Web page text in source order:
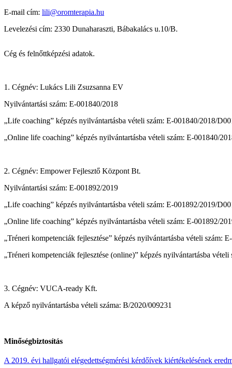
E-mail cím: lili@oromterapia.hu
Levelezési cím: 2330 Dunaharaszti, Bábakalács u.10/B.
Cég és felnőttképzési adatok.
1. Cégnév: Lukács Lili Zsuzsanna EV
Nyilvántartási szám: E-001840/2018
„Life coaching” képzés nyilvántartásba vételi szám: E-001840/2018/
„Online life coaching” képzés nyilvántartásba vételi szám: E-001840/
2. Cégnév: Empower Fejlesztő Központ Bt.
Nyilvántartási szám: E-001892/2019
„Life coaching” képzés nyilvántartásba vételi szám: E-001892/2019/
„Online life coaching” képzés nyilvántartásba vételi szám: E-001892/
„Tréneri kompetenciák fejlesztése” képzés nyilvántartásba vételi szám:
„Tréneri kompetenciák fejlesztése (online)” képzés nyilvántartásba
3. Cégnév: VUCA-ready Kft.
A képző nyilvántartásba vételi száma: B/2020/009231
Minőségbiztosítás
A 2019. évi hallgatói elégedettségmérési kérdőívek kiértékelésének